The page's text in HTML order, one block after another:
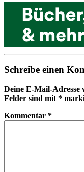
Schreibe einen
Deine E-Mail-
Felder sind mit*
Kommentar *